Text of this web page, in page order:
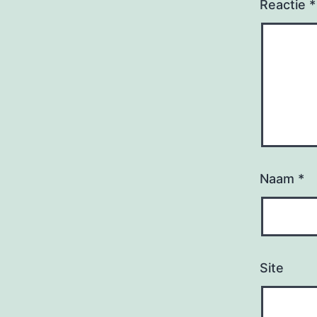
Reactie *
Naam *
Site